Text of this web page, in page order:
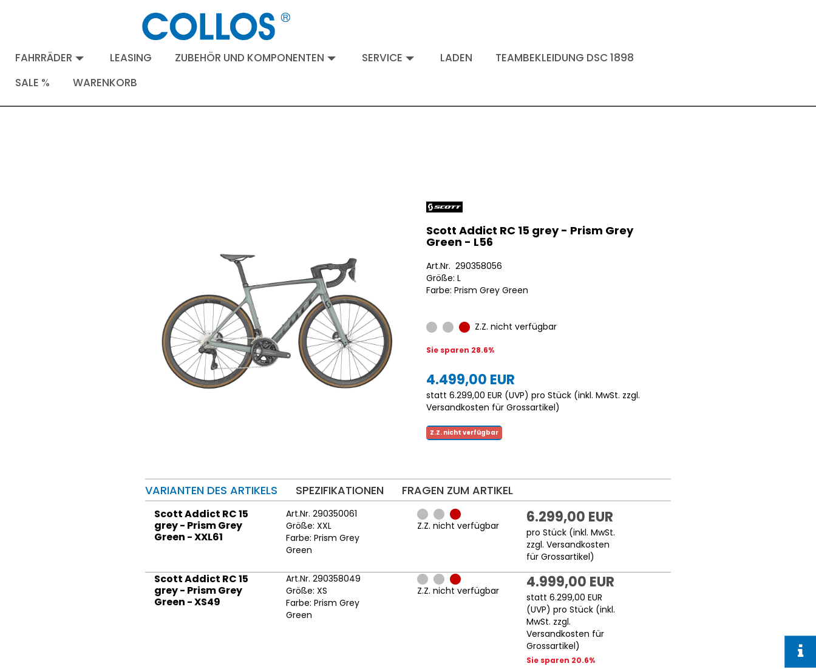
FAHRRÄDER LEASING ZUBEHÖR UND KOMPONENTEN SERVICE LADEN
TEAMBEKLEIDUNG DSC 1898
SALE %
WARENKORB
Scott Addict RC 15 grey - Prism Grey
Green - L56
Art.Nr. 290358056
Größe: L
Farbe: Prism Grey Green
Z.Z. nicht verfügbar
Sie sparen 28.6%
4.499,00 EUR
statt 6.299,00 EUR (UVP) pro Stück (inkl. MwSt. zzgl.
Versandkosten für Grossartikel)
Z.Z. nicht verfügbar
VARIANTEN DES ARTIKELS SPEZIFIKATIONEN FRAGEN ZUM ARTIKEL
Scott Addict RC 15
grey - Prism Grey
Green - XXL61
Art.Nr. 290350061
Größe: XXL
Farbe: Prism Grey
Green
Z.Z. nicht verfügbar 6.299,00 EUR
pro Stück (inkl. MwSt.
zzgl.Versandkosten
für Grossartikel)
Scott Addict RC 15
grey - Prism Grey
Green - XS49
Art.Nr. 290358049
Größe: XS
Farbe: Prism Grey
Green
Z.Z. nicht verfügbar 4.999,00 EUR
statt6.299,00 EUR
(UVP) pro Stück (inkl.
MwSt. zzgl.
Versandkosten für
Grossartikel)
Sie sparen 20.6%